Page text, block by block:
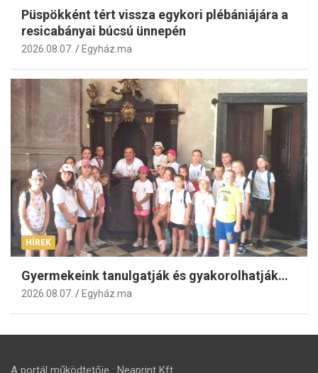
Püspökként tért vissza egykori plébániájára a
resicabányai búcsú ünnepén
2026.08.07. Egyház.ma
HÍREK
Gyermekeink tanulgatják és gyakorolhatják…
2026.08.07. Egyház.ma
A portál működtetője : Neaprint Kft.